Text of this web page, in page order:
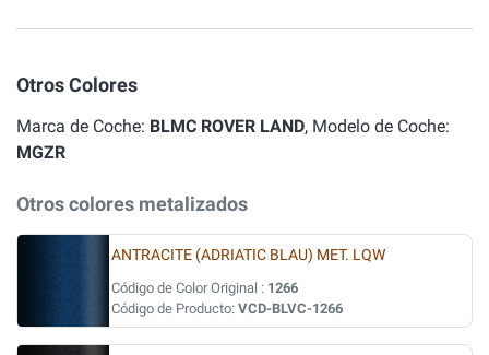
Otros Colores
Marca de Coche: BLMC ROVER LAND, Modelo de Coche:
MGZR
Otros colores metalizados
ANTRACITE (ADRIATIC BLAU) MET. LQW
Código de Color Original : 1266
Código de Producto: VCD-BLVC-1266